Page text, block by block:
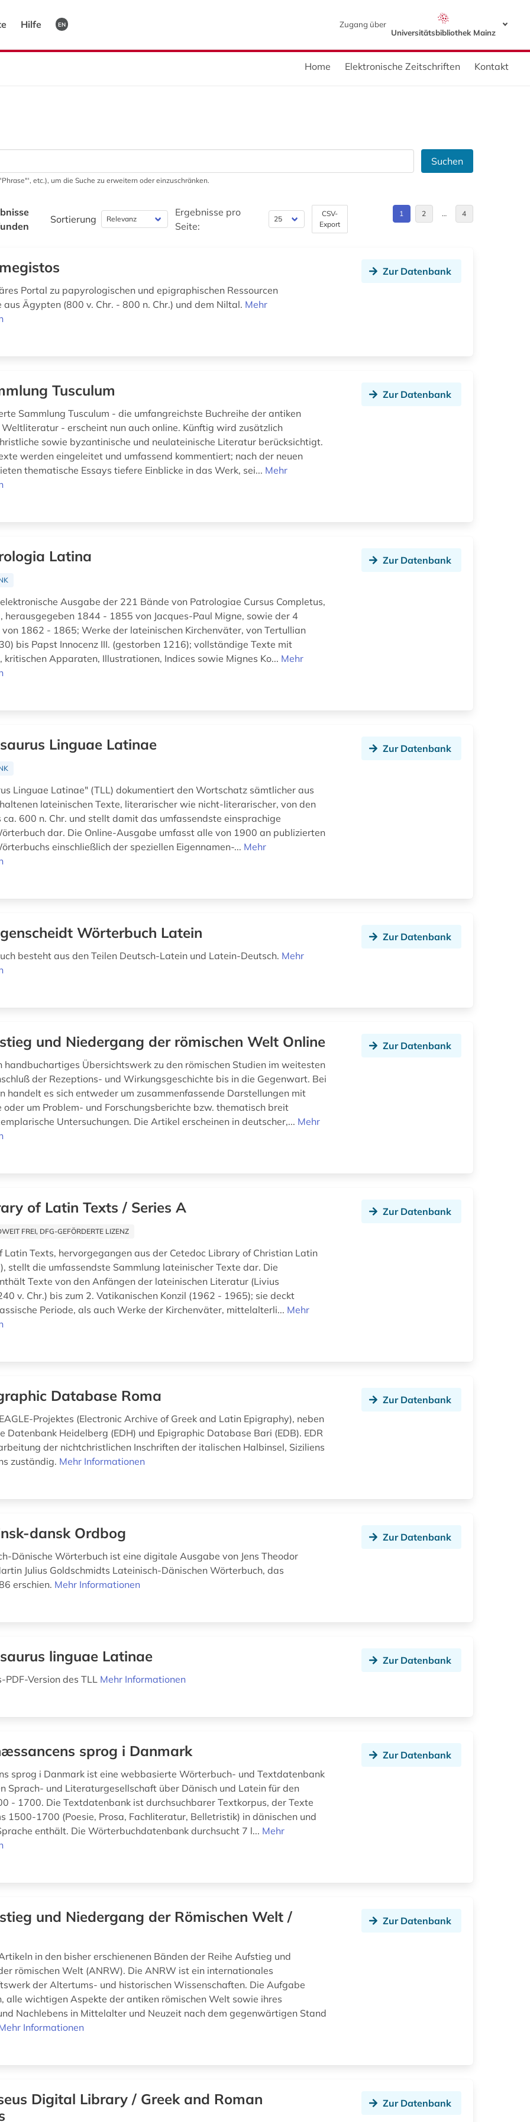
Hilfe EN
Zugang über
Universitätsbibliothek Mainz
Home Elektronische Zeitschriften Kontakt
Suchen
etc.), um die Suche zu erweitern oder einzuschränken.
Sortierung
Ergebnisse pro
Seite:
CSV-
Export
1 2 … 4
Portal zu papyrologischen und epigraphischen Ressourcen
aus Ägypten (800 v. Chr. - 800 n. Chr.) und dem Niltal. Mehr
Zur Datenbank
Tusculum
Sammlung Tusculum - die umfangreichste Buchreihe der antiken
Weltliteratur - erscheint nun auch online. Künftig wird zusätzlich
sowie byzantinische und neulateinische Literatur berücksichtigt.
werden eingeleitet und umfassend kommentiert; nach der neuen
thematische Essays tiefere Einblicke in das Werk, sei... Mehr
Zur Datenbank
Latina
Ausgabe der 221 Bände von Patrologiae Cursus Completus,
herausgegeben 1844 - 1855 von Jacques-Paul Migne, sowie der 4
1862 - 1865; Werke der lateinischen Kirchenväter, von Tertullian
bis Papst Innocenz III. (gestorben 1216); vollständige Texte mit
kritischen Apparaten, Illustrationen, Indices sowie Mignes Ko... Mehr
Zur Datenbank
Linguae Latinae
Linguae Latinae" (TLL) dokumentiert den Wortschatz sämtlicher aus
lateinischen Texte, literarischer wie nicht-literarischer, von den
ca. 600 n. Chr. und stellt damit das umfassendste einsprachige
dar. Die Online-Ausgabe umfasst alle von 1900 an publizierten
einschließlich der speziellen Eigennamen-... Mehr
Zur Datenbank
Wörterbuch Latein
besteht aus den Teilen Deutsch-Latein und Latein-Deutsch. Mehr
Zur Datenbank
und Niedergang der römischen Welt Online
handbuchartiges Übersichtswerk zu den römischen Studien im weitesten
der Rezeptions- und Wirkungsgeschichte bis in die Gegenwart. Bei
handelt es sich entweder um zusammenfassende Darstellungen mit
oder um Problem- und Forschungsberichte bzw. thematisch breit
Untersuchungen. Die Artikel erscheinen in deutscher,... Mehr
Zur Datenbank
of Latin Texts / Series A
FREI, DFG-GEFÖRDERTE LIZENZ
Latin Texts, hervorgegangen aus der Cetedoc Library of Christian Latin
stellt die umfassendste Sammlung lateinischer Texte dar. Die
Texte von den Anfängen der lateinischen Literatur (Livius
v. Chr.) bis zum 2. Vatikanischen Konzil (1962 - 1965); sie deckt
Periode, als auch Werke der Kirchenväter, mittelalterli... Mehr
Zur Datenbank
Database Roma
Projektes (Electronic Archive of Greek and Latin Epigraphy), neben
Datenbank Heidelberg (EDH) und Epigraphic Database Bari (EDB). EDR
der nichtchristlichen In­schriften der italischen Halbinsel, Siziliens
zuständig. Mehr Informationen
Zur Datenbank
dansk Ordbog
Dänische Wörterbuch ist eine digitale Ausgabe von Jens Theodor
Julius Goldschmidts Lateinisch-Dänischen Wörterbuch, das
erschien. Mehr Informationen
Zur Datenbank
linguae Latinae
PDF-Version des TLL Mehr Informationen
Zur Datenbank
sprog i Danmark
sprog i Danmark ist eine webbasierte Wörterbuch- und Textdatenbank
Sprach- und Literaturgesellschaft über Dänisch und Latein für den
- 1700. Die Textdatenbank ist durchsuchbarer Textkorpus, der Texte
1500-1700 (Poesie, Prosa, Fachliteratur, Belletristik) in dänischen und
enthält. Die Wörterbuchdatenbank durchsucht 7 l... Mehr
Zur Datenbank
und Niedergang der Römischen Welt /
in den bisher erschienenen Bänden der Reihe Aufstieg und
römischen Welt (ANRW). Die ANRW ist ein internationales
der Altertums- und historischen Wissenschaften. Die Aufgabe
alle wichtigen Aspekte der antiken römischen Welt sowie ihres
Nachlebens in Mittelalter und Neuzeit nach dem gegenwärtigen Stand
Informationen
Zur Datenbank
Digital Library / Greek and Roman
Zur Datenbank